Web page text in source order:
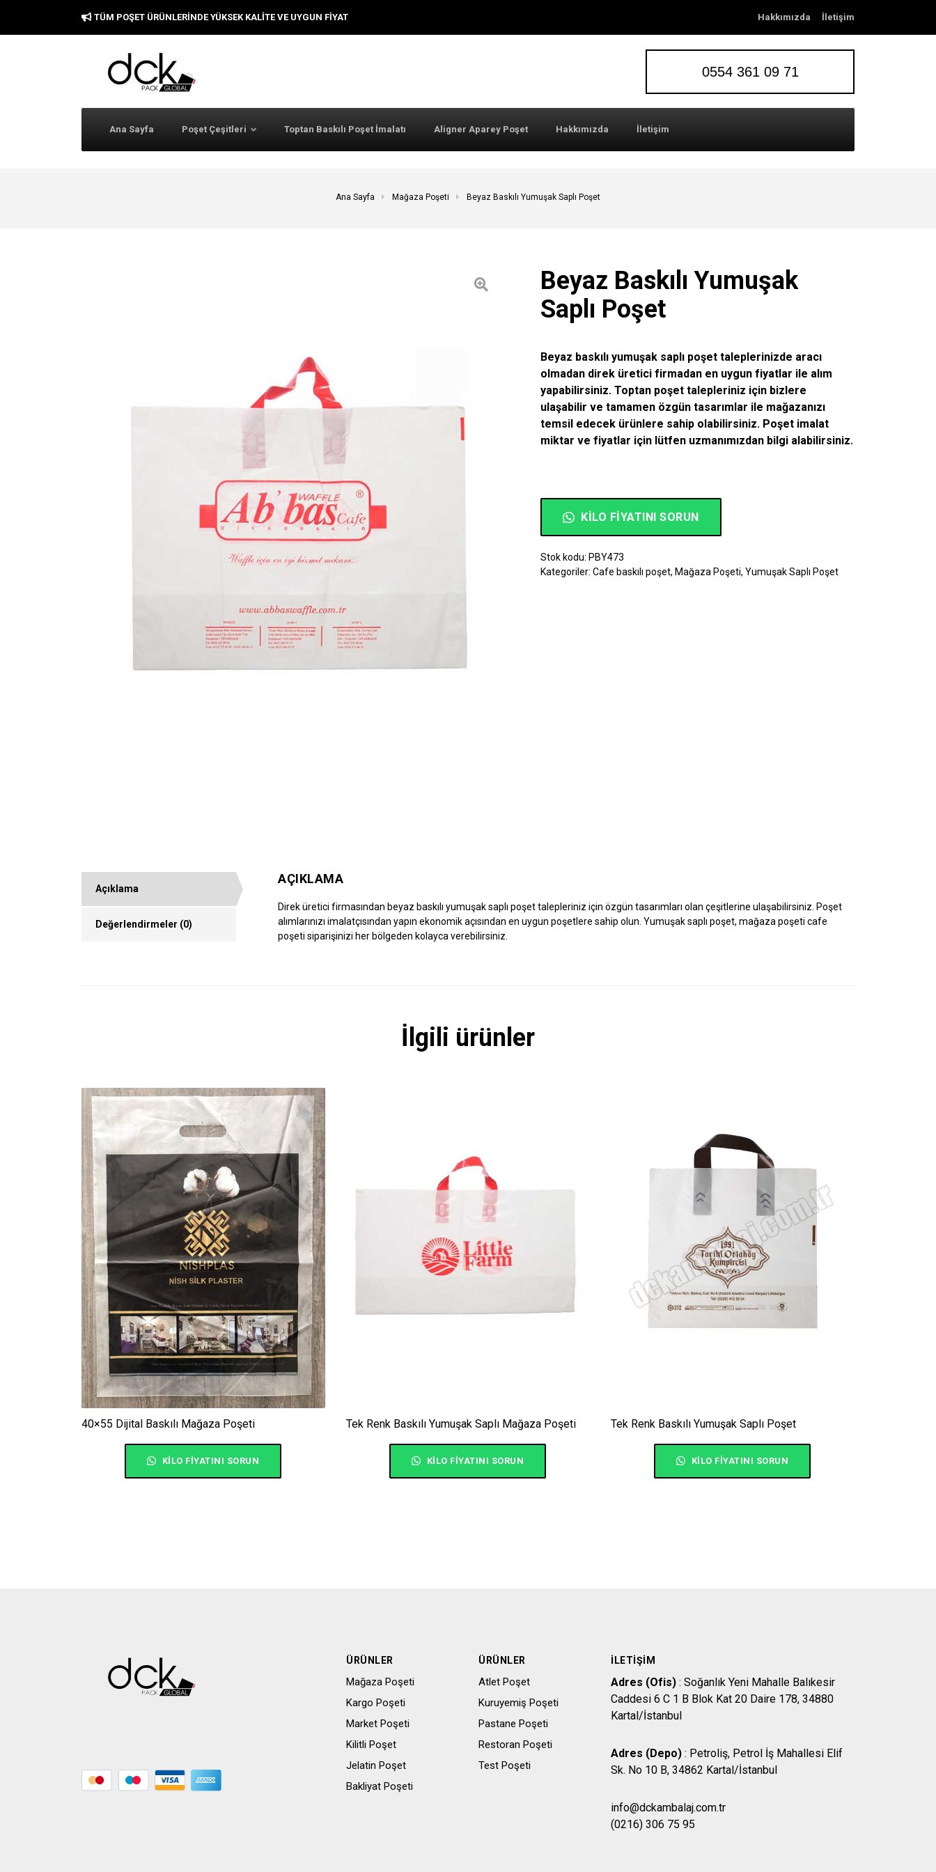
TÜM POŞET ÜRÜNLERINDE YÜKSEK KALITE VE UYGUN FIYAT Hakkımızda İletişim
0554 361 09 71
Ana Sayfa Poşet Çeşitleri Toptan Baskılı Poşet İmalatı Aligner Aparey Poşet Hakkımızda İletişim
Ana Sayfa Mağaza Poşeti Beyaz Baskılı Yumuşak Saplı Poşet
Beyaz Baskılı Yumuşak
Saplı Poşet
Beyaz baskılı yumuşak saplı poşet taleplerinizde aracı
olmadan direk üretici firmadan en uygun fiyatlar ile alım
yapabilirsiniz.Toptan poşet talepleriniz için bizlere
ulaşabilir ve tamamen özgün tasarımlar ile mağazanızı
temsil edecek ürünlere sahip olabilirsiniz. Poşet imalat
miktar ve fiyatlar için lütfen uzmanımızdan bilgi alabilirsiniz.
KILO FIYATINI SORUN
Stok kodu: PBY473
Kategoriler:Cafe baskılı poşet, Mağaza Poşeti,Yumuşak Saplı Poşet
Açıklama
Değerlendirmeler (0)
AÇIKLAMA
Direk üretici firmasından beyaz baskılı yumuşak saplı poşet talepleriniz için özgün tasarımları olan çeşitlerine ulaşabilirsiniz. Poşet
alımlarınızı imalatçısından yapın ekonomik açısından en uygun poşetlere sahip olun. Yumuşak saplı poşet, mağaza poşeti cafe
poşeti siparişinizi her bölgeden kolayca verebilirsiniz.
İlgili ürünler
40×55 Dijital Baskılı Mağaza Poşeti
KILO FIYATINI SORUN
Tek Renk Baskılı Yumuşak Saplı Mağaza Poşeti
KILO FIYATINI SORUN
Tek Renk Baskılı Yumuşak Saplı Poşet
KILO FIYATINI SORUN
ÜRÜNLER
Mağaza Poşeti
Kargo Poşeti
Market Poşeti
Kilitli Poşet
Jelatin Poşet
Bakliyat Poşeti
ÜRÜNLER
Atlet Poşet
Kuruyemiş Poşeti
Pastane Poşeti
Restoran Poşeti
Test Poşeti
İLETIŞIM
Adres (Ofis) : Soğanlık Yeni Mahalle Balıkesir
Caddesi 6 C 1 B Blok Kat 20 Daire 178, 34880
Kartal/İstanbul
Adres (Depo) : Petroliş, Petrol İş Mahallesi Elif
Sk. No 10 B, 34862 Kartal/İstanbul
info@dckambalaj.com.tr
(0216) 306 75 95